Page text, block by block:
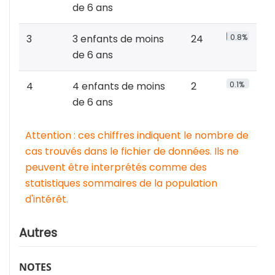
de 6 ans
3
3 enfants de moins
de 6 ans
24 0.8%
4
4 enfants de moins
de 6 ans
2 0.1%
Attention : ces chiffres indiquent le nombre de
cas trouvés dans le fichier de données. Ils ne
peuvent être interprétés comme des
statistiques sommaires de la population
d'intérêt.
Autres
NOTES